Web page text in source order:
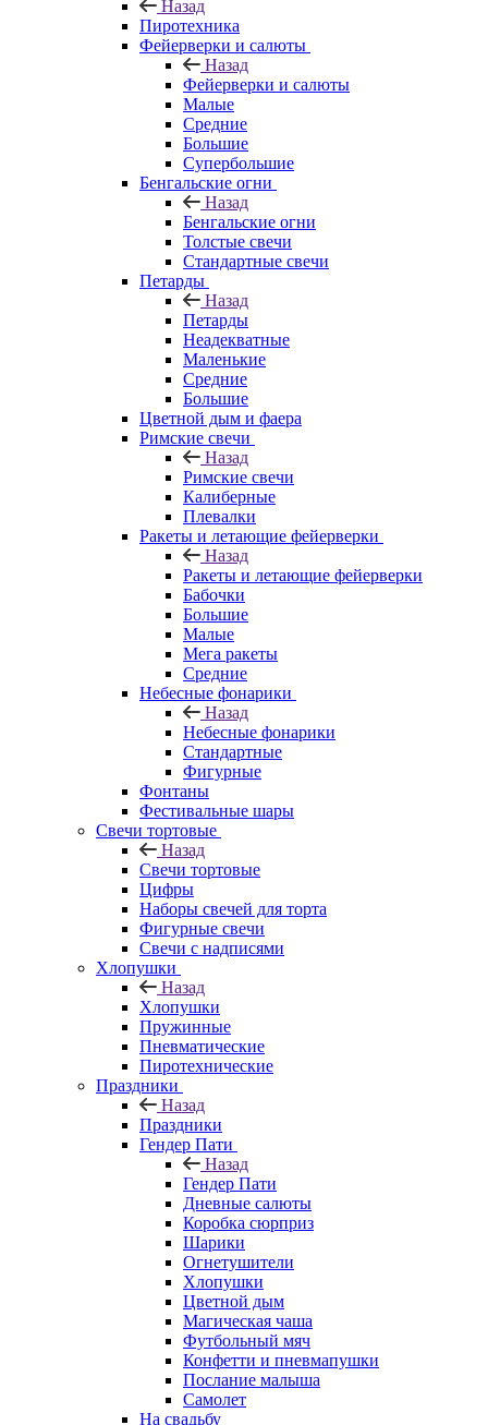
Назад
Пиротехника
Фейерверки и салюты
Назад
Фейерверки и салюты
Малые
Средние
Большие
Супербольшие
Бенгальские огни
Назад
Бенгальские огни
Толстые свечи
Стандартные свечи
Петарды
Назад
Петарды
Неадекватные
Маленькие
Средние
Большие
Цветной дым и фаера
Римские свечи
Назад
Римские свечи
Калиберные
Плевалки
Ракеты и летающие фейерверки
Назад
Ракеты и летающие фейерверки
Бабочки
Большие
Малые
Мега ракеты
Средние
Небесные фонарики
Назад
Небесные фонарики
Стандартные
Фигурные
Фонтаны
Фестивальные шары
Свечи тортовые
Назад
Свечи тортовые
Цифры
Наборы свечей для торта
Фигурные свечи
Свечи с надписями
Хлопушки
Назад
Хлопушки
Пружинные
Пневматические
Пиротехнические
Праздники
Назад
Праздники
Гендер Пати
Назад
Гендер Пати
Дневные салюты
Коробка сюрприз
Шарики
Огнетушители
Хлопушки
Цветной дым
Магическая чаша
Футбольный мяч
Конфетти и пневмапушки
Послание малыша
Самолет
На свадьбу